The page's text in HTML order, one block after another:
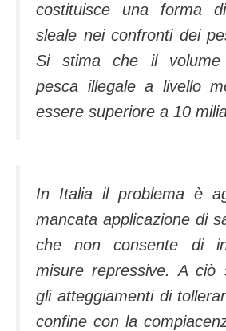
costituisce una forma
sleale nei confronti dei
Si stima che il volume
pesca illegale a livello
essere superiore a 10
In Italia il problema è
mancata applicazione di
che non consente di
misure repressive. A ciò
gli atteggiamenti di
confine con la